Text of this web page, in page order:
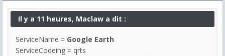
Il y a 11 heures, Maclaw a dit :
ServiceName = Google Earth
ServiceCodeing = qrts